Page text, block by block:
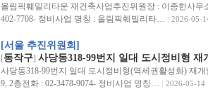
올림픽훼밀리타운 재건축사업추진위원장 : 이종한사무
402-7708- 정비사업 명칭 : 올림픽훼밀리타…
2026-05-
[서울 추진위원회]
[동작구] 사당동318-99번지 일대 도시정비형 재
사당동318-99번지 일대 도시정비형(역세권활성화) 재
9, 2층전화 : 02-3478-9074- 정비사업 명칭…
2026-05-14